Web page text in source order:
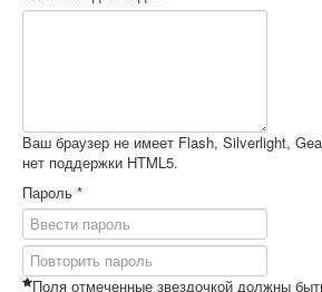
Ваш браузер не имеет Flash, Silverlight,
нет поддержки HTML5.
Пароль *
Поля отмеченные звездочкой должны